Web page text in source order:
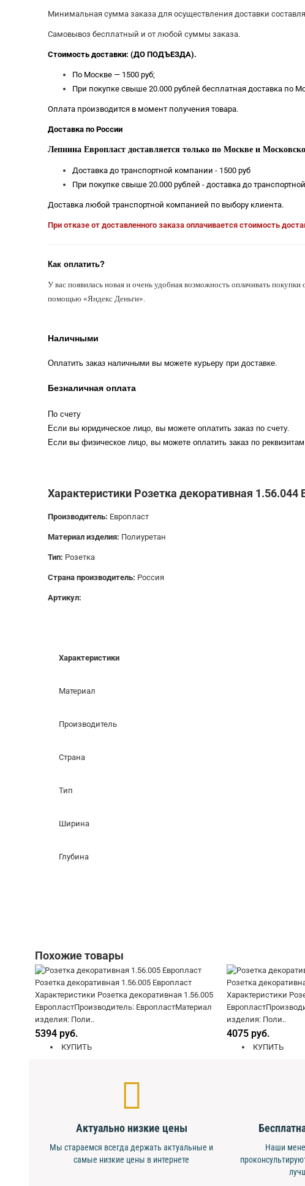
Минимальная сумма заказа для осуществления доставки
Самовывоз бесплатный и от любой суммы заказа.
Стоимость доставки: (ДО ПОДЪЕЗДА).
По Москве — 1500 руб;
При покупке свыше 20.000 рублей бесплатная доставка по
Оплата производится в момент получения товара.
Доставка по России
Лепнина Европласт доставляется только по Москве и
Доставка до транспортной компании - 1500 руб
При покупке свыше 20.000 рублей - доставка до
Доставка любой транспортной компанией по выбору клиента.
При отказе от доставленного заказа оплачивается стоимость
Как оплатить?
У вас появилась новая и очень удобная возможность оплачивать
помощью «Яндекс Деньги».
Наличными
Оплатить заказ наличными вы можете курьеру при доставке.
Безналичная оплата
По счету
Если вы юридическое лицо, вы можете оплатить заказ по счету.
Если вы физическое лицо, вы можете оплатить заказ по
Характеристики Розетка декоративная 1.56.044
Производитель: Европласт
Материал изделия: Полиуретан
Тип: Розетка
Страна производитель: Россия
Артикул:
Характеристики
Материал
Производитель
Страна
Тип
Ширина
Глубина
Похожие товары
Розетка декоративная 1.56.005 Европласт
Характеристики Розетка декоративная 1.56.005
ЕвропластПроизводитель: ЕвропластМатериал
изделия: Поли..
5394 руб.
КУПИТЬ
Розетка
Характеристики
изделия: Поли..
4075 руб.
КУПИТЬ
Актуально низкие цены
Мы стараемся всегда держать актуальные и
самые низкие цены в интернете
Наши